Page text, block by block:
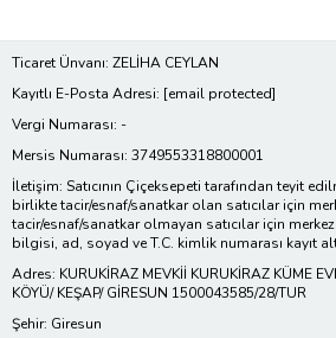
Ticaret Ünvanı: ZELİHA CEYLAN
Kayıtlı E-Posta Adresi: [email protected]
Vergi Numarası: -
Mersis Numarası: 3749553318800001
İletişim: Satıcının Çiçeksepeti tarafından teyit
birlikte tacir/esnaf/sanatkar olan satıcılar için
tacir/esnaf/sanatkar olmayan satıcılar için
bilgisi, ad, soyad ve T.C. kimlik numarası kayıt
Adres: KURUKİRAZ MEVKİİ KURUKİRAZ KÜME
KÖYÜ/ KEŞAP/ GİRESUN 1500043585/28/TUR
Şehir: Giresun